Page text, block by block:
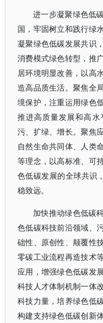
进一步凝聚绿色低
国，牢固树立和践行绿
凝聚绿色低碳发展共识
消费模式绿色转型，推
居环境明显改善，以高
造高品质生活。聚焦全
境保护，注重运用绿色
推进高质量发展和高
污、扩绿、增长。聚焦
自然生命共同体、人类
等理念，以高标准、可
色低碳发展的全球共识
稳致远。
加快推动绿色低碳
色低碳科技前沿领域、
础性、原创性、颠覆性
零碳工业流程再造技术
应用，增强绿色低碳发
科技人才体制机制一体
科技力量，培养绿色低
构建支持绿色低碳创新